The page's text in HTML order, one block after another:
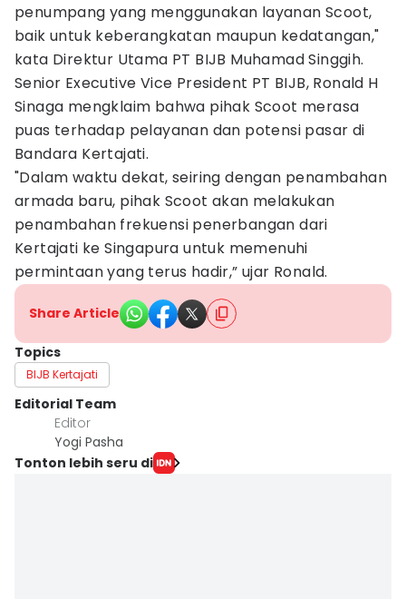
penumpang yang menggunakan layanan Scoot,
baik untuk keberangkatan maupun kedatangan,"
kata Direktur Utama PT BIJB Muhamad Singgih.
Senior Executive Vice President PT BIJB, Ronald H
Sinaga mengklaim bahwa pihak Scoot merasa
puas terhadap pelayanan dan potensi pasar di
Bandara Kertajati.
"Dalam waktu dekat, seiring dengan penambahan
armada baru, pihak Scoot akan melakukan
penambahan frekuensi penerbangan dari
Kertajati ke Singapura untuk memenuhi
permintaan yang terus hadir,” ujar Ronald.
Share Article
Topics
BIJB Kertajati
Editorial Team
Editor
Yogi Pasha
Tonton lebih seru di